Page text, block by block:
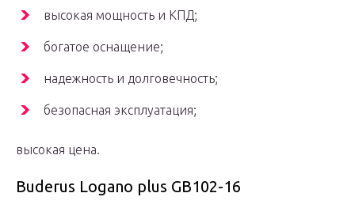
высокая мощность и КПД;
богатое оснащение;
надежность и долговечность;
безопасная эксплуатация;
высокая цена.
Buderus Logano plus GB102-16